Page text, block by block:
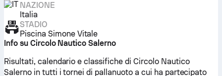
NAZIONE
Italia
STADIO
Piscina Simone Vitale
Info su Circolo Nautico Salerno
Risultati, calendario e classifiche di Circolo Nautico
Salerno in tutti i tornei di pallanuoto a cui ha partecipato